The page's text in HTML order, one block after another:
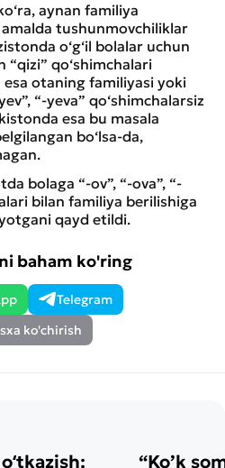
aynan familiya
amalda tushunmovchiliklar
o‘g‘il bolalar uchun
“qizi” qo‘shimchalari
esa otaning familiyasi yoki
“-yeva” qo‘shimchalarsiz
esa bu masala
bo‘lsa-da,
bolaga “-ov”, “-ova”, “-
bilan familiya berilishiga
qayd etildi.
baham ko'ring
Telegram
ko'chirish
“Ko’k